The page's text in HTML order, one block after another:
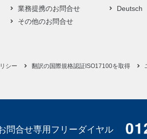
業務提携のお問合せ
その他のお問合せ
Deutsch
シー 翻訳の国際規格認証ISO17100を取得
問合せ専用フリーダイヤル